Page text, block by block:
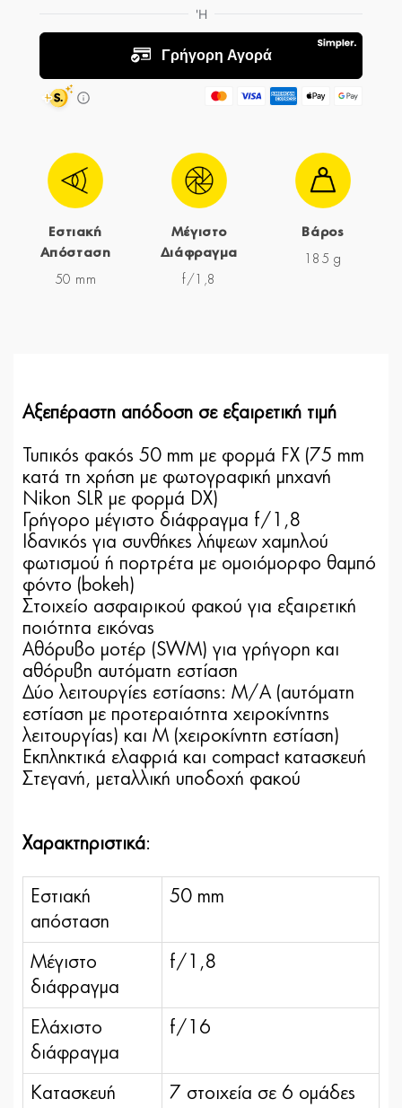
Εστιακή
Απόσταση
50 mm
Μέγιστο
Διάφραγμα
f/1,8
Βάρος
185 g
Αξεπέραστη απόδοση σε εξαιρετική τιμή
Τυπικός φακός 50 mm με φορμά FX (75 mm
κατά τη χρήση με φωτογραφική μηχανή
Nikon SLR με φορμά DX)
Γρήγορο μέγιστο διάφραγμα f/1,8
Ιδανικός για συνθήκες λήψεων χαμηλού
φωτισμού ή πορτρέτα με ομοιόμορφο θαμπό
φόντο (bokeh)
Στοιχείο ασφαιρικού φακού για εξαιρετική
ποιότητα εικόνας
Αθόρυβο μοτέρ (SWM) για γρήγορη και
αθόρυβη αυτόματη εστίαση
Δύο λειτουργίες εστίασης: M/Α (αυτόματη
εστίαση με προτεραιότητα χειροκίνητης
λειτουργίας) και Μ (χειροκίνητη εστίαση)
Εκπληκτικά ελαφριά και compact κατασκευή
Στεγανή, μεταλλική υποδοχή φακού
Χαρακτηριστικά:
Εστιακή
απόσταση
50 mm
Μέγιστο
διάφραγμα
f/1,8
Ελάχιστο
διάφραγμα
f/16
Κατασκευή 7 στοιχεία σε 6 ομάδες